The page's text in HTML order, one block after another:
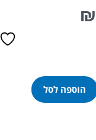
₪
הוספה לסל